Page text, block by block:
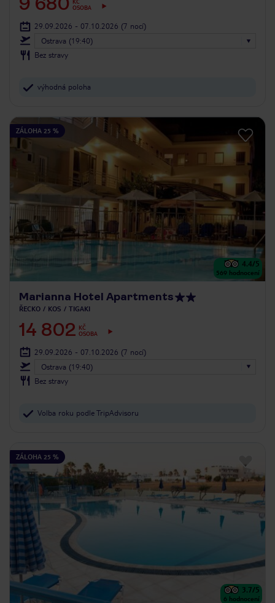
KČ
OSOBA
29.09.2026 - 07.10.2026 (7 nocí)
Ostrava (19:40)
Bez stravy
výhodná poloha
ZÁLOHA 25 %
4.4/5
569 hodnocení
Marianna Hotel Apartments
ŘECKO KOS TIGAKI
14 802 KČ
OSOBA
29.09.2026 - 07.10.2026 (7 nocí)
Ostrava (19:40)
Bez stravy
Volba roku podle TripAdvisoru
ZÁLOHA 25 %
3.7/5
6 hodnocení